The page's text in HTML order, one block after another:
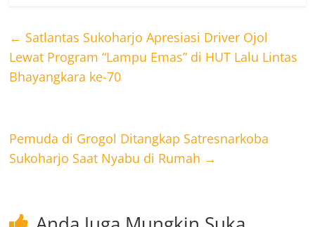
← Satlantas Sukoharjo Apresiasi Driver Ojol
Lewat Program “Lampu Emas” di HUT Lalu Lintas
Bhayangkara ke-70
Pemuda di Grogol Ditangkap Satresnarkoba
Sukoharjo Saat Nyabu di Rumah →